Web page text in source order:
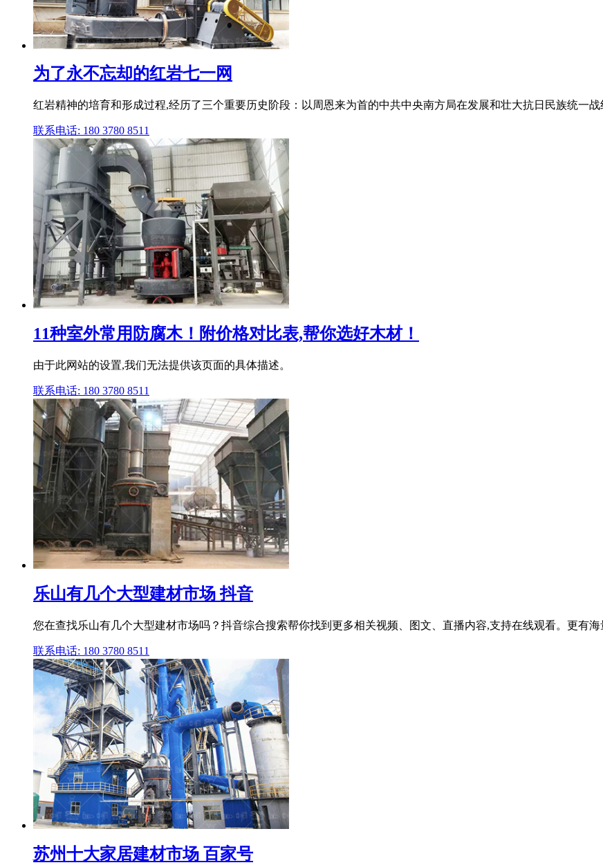
为了永不忘却的红岩七一网
红岩精神的培育和形成过程,经历了三个重要历史阶段：以周恩来为首的中共中央南方局在发展和壮大抗日民族统一
联系电话: 180 3780 8511
11种室外常用防腐木！附价格对比表,帮你选好木材！
由于此网站的设置,我们无法提供该页面的具体描述。
联系电话: 180 3780 8511
乐山有几个大型建材市场 抖音
您在查找乐山有几个大型建材市场吗？抖音综合搜索帮你找到更多相关视频、图文、直播内容,支持在线观看。更有
联系电话: 180 3780 8511
苏州十大家居建材市场 百家号